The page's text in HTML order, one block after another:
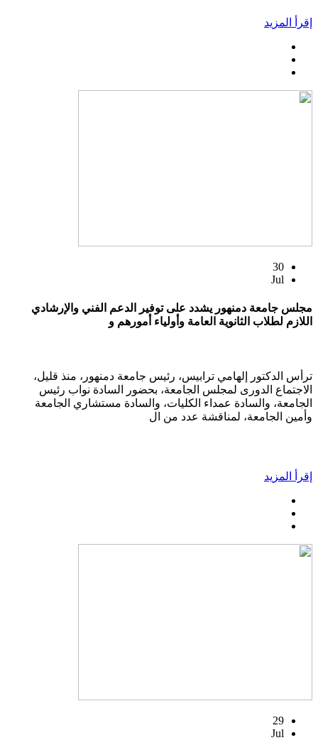
إقرأ المزيد
30
Jul
مجلس جامعة دمنهور يشدد على توفير الدعم الفني والإرشادي
اللازم لطلاب الثانوية العامة وأولياء أمورهم و
ترأس الدكتور إلهامي ترابيس، رئيس جامعة دمنهور، منذ قليل،
الاجتماع الدورى لمجلس الجامعة، بحضور السادة نواب رئيس
الجامعة، والسادة عمداء الكليات، والسادة مستشاري الجامعة
وأمين الجامعة، لمناقشة عدد من ال
إقرأ المزيد
29
Jul